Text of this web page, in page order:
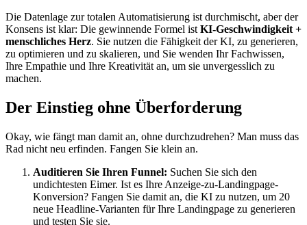
Die Datenlage zur totalen Automatisierung ist durchmischt, aber der
Konsens ist klar: Die gewinnende Formel ist KI-Geschwindigkeit +
menschliches Herz. Sie nutzen die Fähigkeit der KI, zu generieren,
zu optimieren und zu skalieren, und Sie wenden Ihr Fachwissen,
Ihre Empathie und Ihre Kreativität an, um sie unvergesslich zu
machen.
Der Einstieg ohne Überforderung
Okay, wie fängt man damit an, ohne durchzudrehen? Man muss das
Rad nicht neu erfinden. Fangen Sie klein an.
Auditieren Sie Ihren Funnel: Suchen Sie sich den
undichtesten Eimer. Ist es Ihre Anzeige-zu-Landingpage-
Konversion? Fangen Sie damit an, die KI zu nutzen, um 20
neue Headline-Varianten für Ihre Landingpage zu generieren
und testen Sie sie.